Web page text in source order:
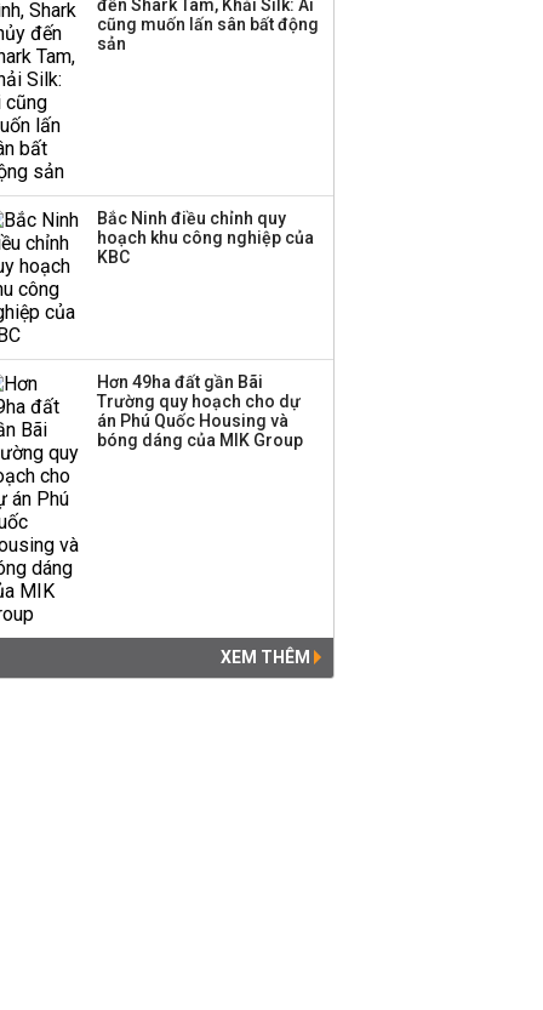
Thị trường thường
đến Shark Tam, Khải Silk: Ai
cũng muốn lấn sân bất động
sản
Bắc Ninh điều chỉnh quy
hoạch khu công nghiệp của
KBC
Hơn 49ha đất gần Bãi
Trường quy hoạch cho dự
án Phú Quốc Housing và
bóng dáng của MIK Group
XEM THÊM